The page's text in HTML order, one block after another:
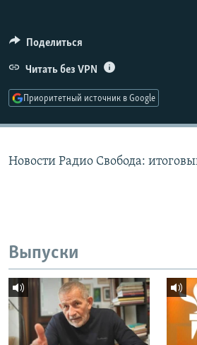
ПОДПИШИТЕСЬ НА РАССЫЛКУ
СОЦИАЛЬНЫЕ СЕТИ
Поделиться
Читать без VPN
Приоритетный источник в Google
Новости Радио Свобода:
Выпуски